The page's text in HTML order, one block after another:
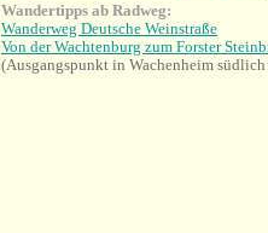
Wandertipps ab Radweg:
Wanderweg Deutsche Weinstraße
Von der Wachtenburg zum Forster
(Ausgangspunkt in Wachenheim